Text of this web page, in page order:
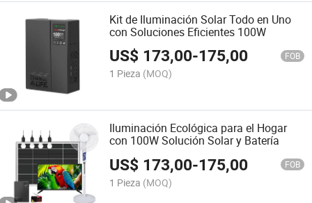
Kit de Iluminación Solar Todo en Uno
con Soluciones Eficientes 100W
US$ 173,00-175,00 FOB
1 Pieza (MOQ)
Iluminación Ecológica para el Hogar
con 100W Solución Solar y Batería
US$ 173,00-175,00 FOB
1 Pieza (MOQ)